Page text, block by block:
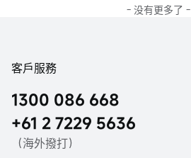
- 没有更多了 -
客戶服務
1300 086 668
+61 2 7229 5636
（海外撥打）